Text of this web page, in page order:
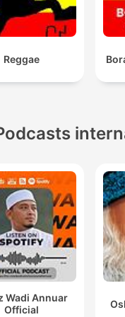
Reggae
Wadi Annuar
Official